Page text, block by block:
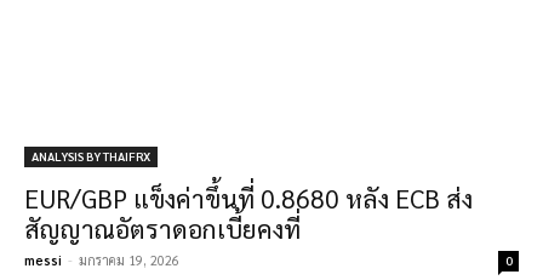
ANALYSIS BY THAIFRX
EUR/GBP แข็งค่าขึ้นที่ 0.8680 หลัง ECB ส่ง
สัญญาณอัตราดอกเบี้ยคงที่
messi - มกราคม 19, 2026 0